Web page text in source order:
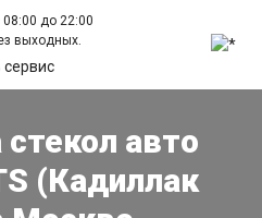
до 22:00
выходных.
авто
(Кадиллак